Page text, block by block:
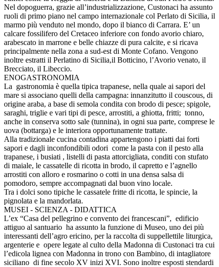
Nel dopoguerra, grazie all’industrializzazione, Custonaci ha assunto
ruoli di primo piano nel campo internazionale col Perlato di Sicilia, il
marmo più venduto nel mondo, dopo il bianco di Carrara. E’ un
calcare fossilifero del Cretaceo inferiore con fondo avorio chiaro,
arabescato in marrone e belle chiazze di pura calcite, e si ricava
principalmente nella zona a sud-est di Monte Cofano. Vengono
inoltre estratti il Perlatino di Sicilia,il Botticino, l’Avorio venato, il
Brecciato, il Libeccio.
ENOGASTRONOMIA
La gastronomia è quella tipica trapanese, nella quale ai sapori del
mare si associano quelli della campagna: innanzitutto il couscous, di
origine araba, a base di semola condita con brodo di pesce; spigole,
saraghi, triglie e vari tipi di pesce, arrostiti, a ghiotta, fritti; tonno,
anche in conserva sotto sale (tunnina), in ogni sua parte, comprese le
uova (bottarga) e le interiora opportunamente trattate.
Alla tradizionale cucina contadina appartengono i piatti dai forti
sapori e dagli inconfondibili odori come la pasta con il pesto alla
trapanese, i busiati , listelli di pasta attorcigliata, conditi con stufato
di maiale, le cassatelle di ricotta in brodo, il capretto e l’agnello
arrostiti con alloro e rosmarino o cotti in una densa salsa di
pomodoro, sempre accompagnati dal buon vino locale.
Tra i dolci sono tipiche le cassatele fritte di ricotta, le spincie, la
pignolata e la mandorlata.
MUSEI - SCIENZA - DIDATTICA
L’ex “Casa del pellegrino e convento dei francescani”, edificio
attiguo al santuario ha assunto la funzione di Museo, uno dei più
interessanti dell’agro ericino, per la raccolta di suppellettile liturgica,
argenterie e opere legate al culto della Madonna di Custonaci tra cui
l’edicola lignea con Madonna in trono con Bambino, di intagliatore
siciliano di fine secolo XV inizi XVI. Sono inoltre esposti stendardi